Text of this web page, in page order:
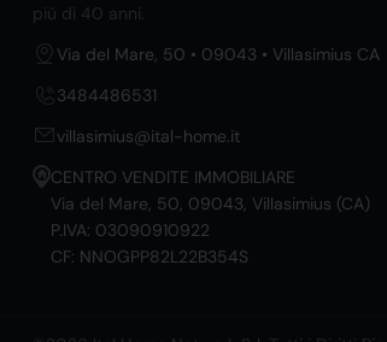
più di 40 anni.
Via del Mare, 50 • 09043 • Villasimius CA
3484486531
villasimius@ital-home.it
CENTRO VENDITE IMMOBILIARE
Via del Mare, 50, 09043, Villasimius (CA)
P.IVA: 03090910922
CF: NNOGPP82L22B354S